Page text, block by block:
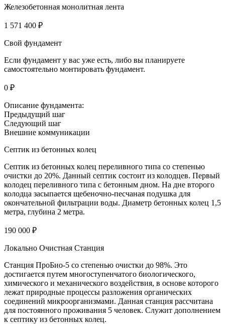
Железобетонная монолитная лента
1 571 400 ₽
Свой фундамент
Если фундамент у вас уже есть, либо вы планируете
самостоятельно монтировать фундамент.
0 ₽
Описание фундамента:
Предыдущий шаг
Следующий шаг
Внешние коммуникации
Септик из бетонных колец
Септик из бетонных колец переливного типа со степенью
очистки до 20%. Данный септик состоит из колодцев. Первый
колодец переливного типа с бетонным дном. На дне второго
колодца засыпается щебеночно-песчаная подушка для
окончательной фильтрации воды. Диаметр бетонных колец 1,5
метра, глубина 2 метра.
190 000 ₽
Локально Очистная Станция
Станция ПроБио-5 со степенью очистки до 98%. Это
достигается путем многоступенчатого биологического,
химического и механического воздействия, в основе которого
лежат природные процессы разложения органических
соединений микроорганизмами. Данная станция рассчитана
для постоянного проживания 5 человек. Служит дополнением
к септику из бетонных колец.